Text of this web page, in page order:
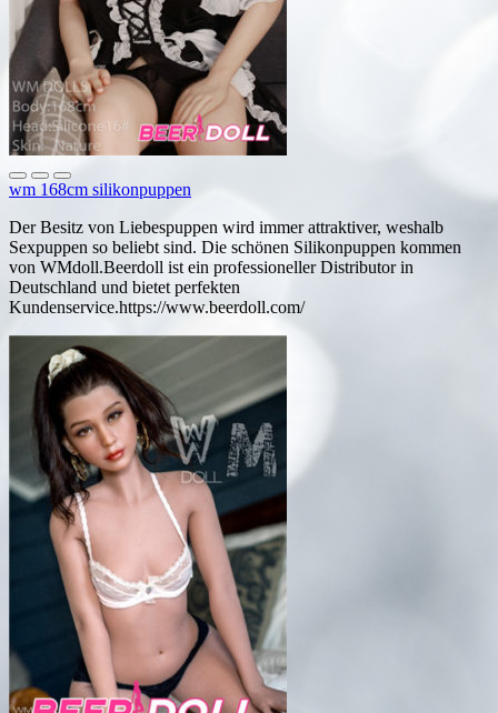
wm 168cm silikonpuppen
Der Besitz von Liebespuppen wird immer attraktiver, weshalb
Sexpuppen so beliebt sind. Die schönen Silikonpuppen kommen
von WMdoll.Beerdoll ist ein professioneller Distributor in
Deutschland und bietet perfekten
Kundenservice.https://www.beerdoll.com/